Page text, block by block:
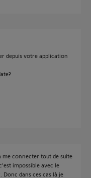
depuis votre application
connecter tout de suite
impossible avec le
Donc dans ces cas là je